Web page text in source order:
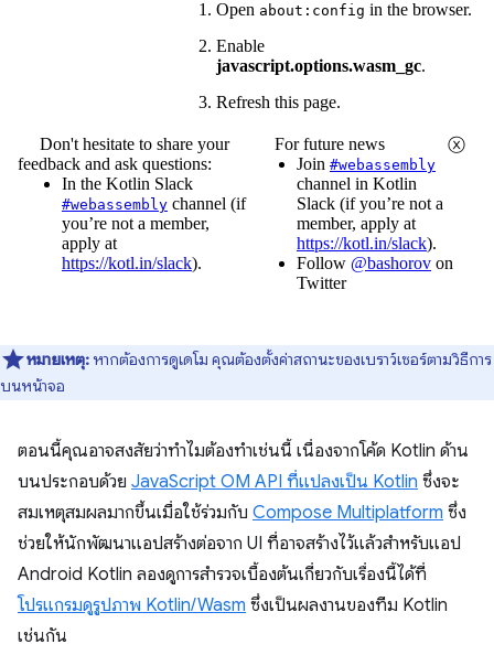
หมายเหตุ: หากต้องการดูเดโม คุณต้องตั้งค่าสถานะของเบราว์เซอร์ตามวิธีการ
บนหน้าจอ
ตอนนี้คุณอาจสงสัยว่าทำไมต้องทำเช่นนี้ เนื่องจากโค้ด Kotlin ด้าน
บนประกอบด้วย JavaScript OM API ที่แปลงเป็น Kotlin ซึ่งจะ
สมเหตุสมผลมากขึ้นเมื่อใช้ร่วมกับ Compose Multiplatform ซึ่ง
ช่วยให้นักพัฒนาแอปสร้างต่อจาก UI ที่อาจสร้างไว้แล้วสำหรับแอป
Android Kotlin ลองดูการสำรวจเบื้องต้นเกี่ยวกับเรื่องนี้ได้ที่
โปรแกรมดูรูปภาพ Kotlin/Wasm ซึ่งเป็นผลงานของทีม Kotlin
เช่นกัน